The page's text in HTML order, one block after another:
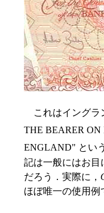
これはイングラ
THE BEARER ON
ENGLAND" とい
記は一般にはお目
だろう．実際に，
ほぼ唯一の使用例